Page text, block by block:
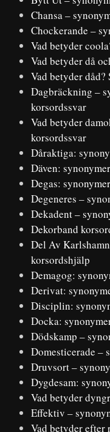
Chansa –
Chockerande –
Vad betyder
Vad betyder då
Vad betyder
Dagbräckning –
korsordssvar
Vad betyder
korsordssvar
Dåraktiga:
Däven:
Degas:
Degeneres –
Dekadent –
Dekorband
Del Av
korsordshjälp
Demagog:
Derivat:
Disciplin:
Docka:
Dödskamp –
Domesticerade –
Druvsort –
Dygdesam:
Vad betyder
Effektiv –
Vad betyder efter